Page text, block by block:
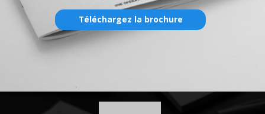
Téléchargez la brochure